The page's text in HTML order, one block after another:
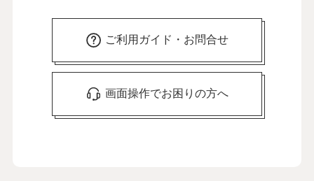
ご利用ガイド・お問合せ
画面操作でお困りの方へ